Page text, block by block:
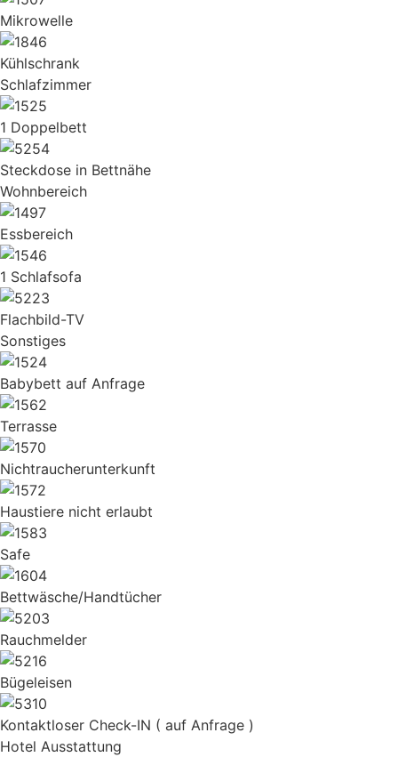
Mikrowelle
Kühlschrank
Schlafzimmer
1 Doppelbett
Steckdose in Bettnähe
Wohnbereich
Essbereich
1 Schlafsofa
Flachbild-TV
Sonstiges
Babybett auf Anfrage
Terrasse
Nichtraucherunterkunft
Haustiere nicht erlaubt
Safe
Bettwäsche/Handtücher
Rauchmelder
Bügeleisen
Kontaktloser Check-IN ( auf Anfrage )
Hotel Ausstattung